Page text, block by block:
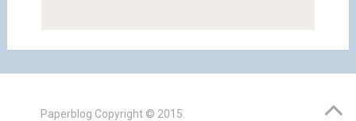
Paperblog Copyright © 2015.